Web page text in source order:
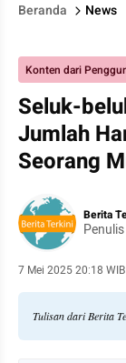
Beranda News
Konten dari
Seluk-
Jumlah
Seorang
Berita
7 Mei 2025 20:18 WIB
Tulisan dari Berita